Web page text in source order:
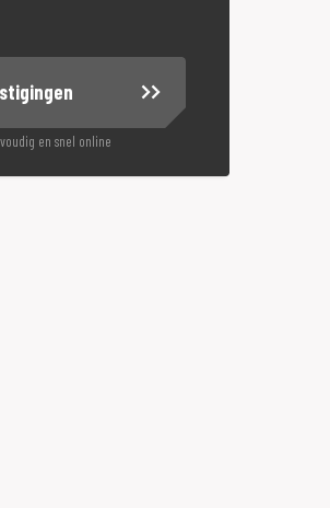
en snel online